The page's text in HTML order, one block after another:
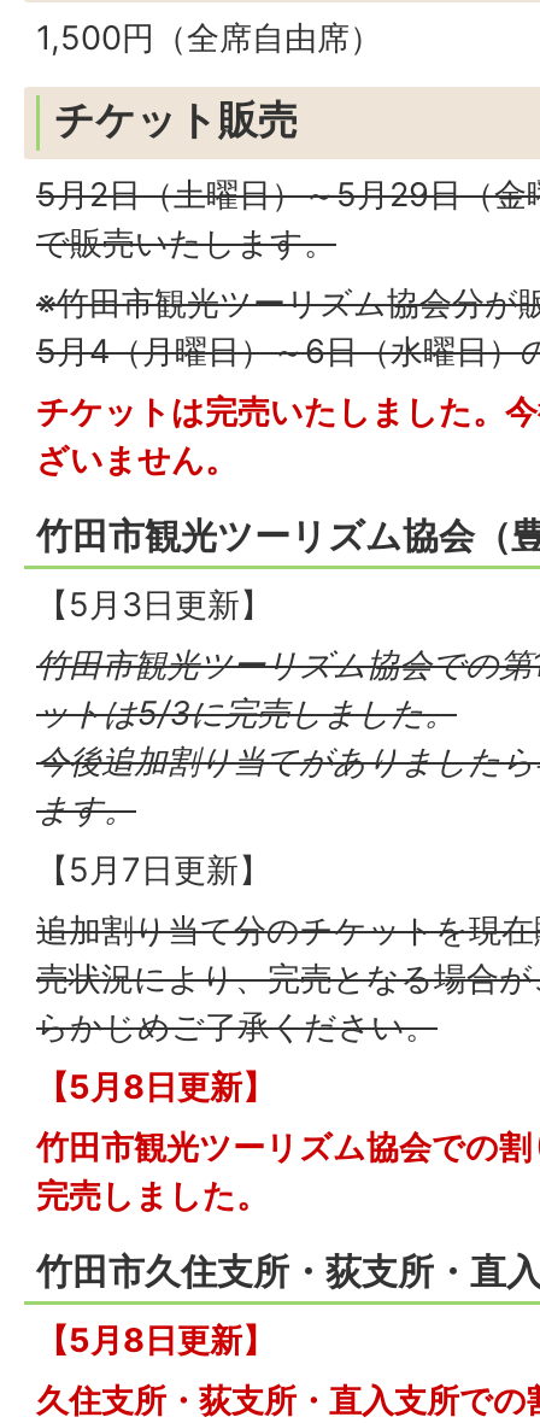
1,500円（全席自由席）
チケット販売
5月2日（土曜日）～5月29日（
で販売いたします。
※竹田市観光ツーリズム協会分が
5月4（月曜日）～6日（水曜日）
チケットは完売いたしました。
ざいません。
竹田市観光ツーリズム協会（
【5月3日更新】
竹田市観光ツーリズム協会での
ットは5/3に完売しました。
今後追加割り当てがありました
ます。
【5月7日更新】
追加割り当て分のチケットを現
売状況により、完売となる場合
らかじめご了承ください。
【5月8日更新】
竹田市観光ツーリズム協会での
完売しました。
竹田市久住支所・荻支所・直
【5月8日更新】
久住支所・荻支所・直入支所で